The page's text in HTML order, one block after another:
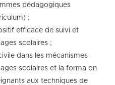
pédagogiques
;
efficace de suivi et
scolaires ;
dans les mécanismes
scolaires et la forma on
aux techniques de